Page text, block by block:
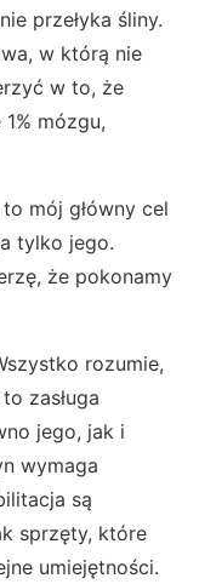
przełyka śliny.
w którą nie
w to, że
mózgu,
mój główny cel
tylko jego.
że pokonamy
rozumie,
zasługa
jego, jak i
wymaga
są
sprzęty, które
umiejętności.